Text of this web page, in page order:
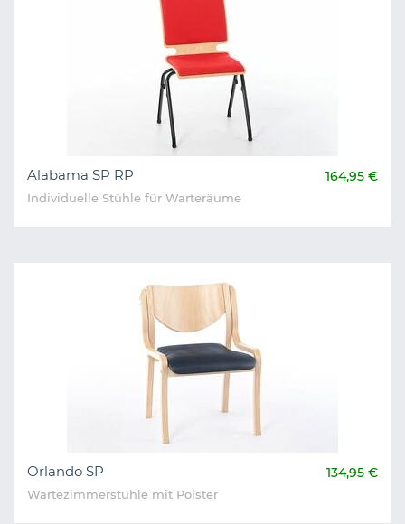
Alabama SP RP 164,95 €
Individuelle Stühle für Warteräume
Orlando SP 134,95 €
Wartezimmerstühle mit Polster